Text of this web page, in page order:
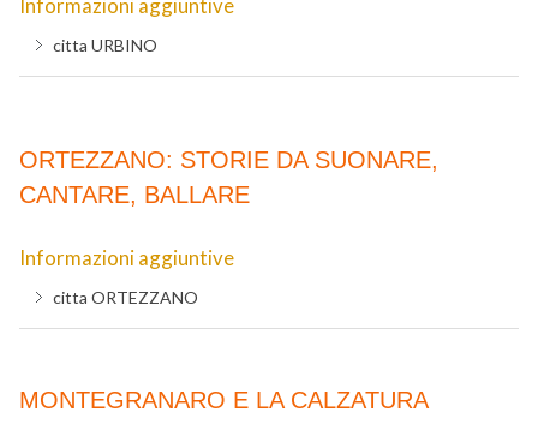
Informazioni aggiuntive
citta URBINO
ORTEZZANO: STORIE DA SUONARE,
CANTARE, BALLARE
Informazioni aggiuntive
citta ORTEZZANO
MONTEGRANARO E LA CALZATURA